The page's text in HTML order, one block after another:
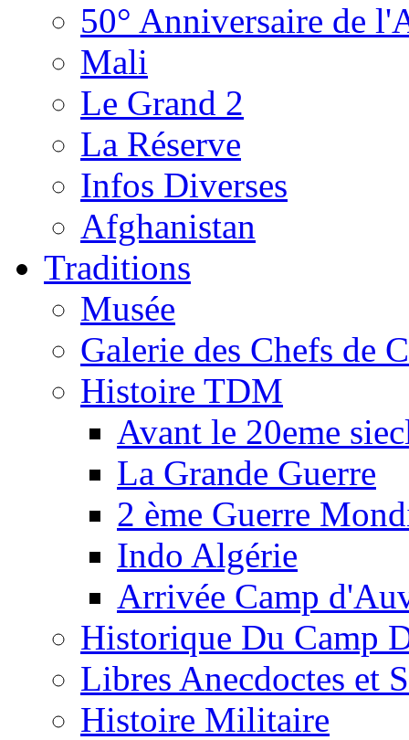
50° Anniversaire de
Mali
Le Grand 2
La Réserve
Infos Diverses
Afghanistan
Traditions
Musée
Galerie des Chefs de
Histoire TDM
Avant le 20eme
La Grande Guerre
2 ème Guerre
Indo Algérie
Arrivée Camp
Historique Du Camp
Libres Anecdoctes et
Histoire Militaire